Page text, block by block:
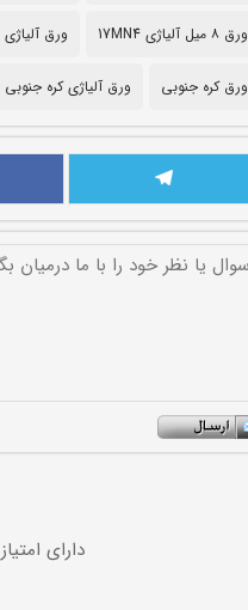
ورق ۸ میل آلیاژی 17MN4 ورق آلیاژی ۸ میل 17MN4
ورق کره جنوبی ورق آلیاژی کره جنوبی
دارای امتیاز